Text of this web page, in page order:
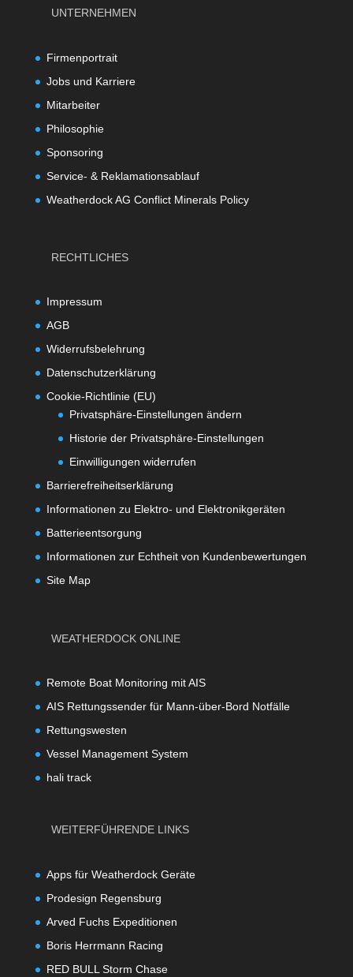
UNTERNEHMEN
Firmenportrait
Jobs und Karriere
Mitarbeiter
Philosophie
Sponsoring
Service- & Reklamationsablauf
Weatherdock AG Conflict Minerals Policy
RECHTLICHES
Impressum
AGB
Widerrufsbelehrung
Datenschutzerklärung
Cookie-Richtlinie (EU)
Privatsphäre-Einstellungen ändern
Historie der Privatsphäre-Einstellungen
Einwilligungen widerrufen
Barrierefreiheitserklärung
Informationen zu Elektro- und Elektronikgeräten
Batterieentsorgung
Informationen zur Echtheit von Kundenbewertungen
Site Map
WEATHERDOCK ONLINE
Remote Boat Monitoring mit AIS
AIS Rettungssender für Mann-über-Bord Notfälle
Rettungswesten
Vessel Management System
hali track
WEITERFÜHRENDE LINKS
Apps für Weatherdock Geräte
Prodesign Regensburg
Arved Fuchs Expeditionen
Boris Herrmann Racing
RED BULL Storm Chase